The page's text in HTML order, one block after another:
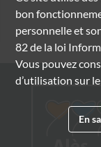
bon
personnelle et
82 de la loi
Vous pouvez
d’utilisation sur
En